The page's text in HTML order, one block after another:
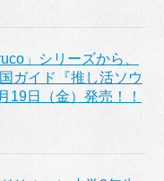
」シリーズから、
ガイド『推し活ソウ
19日（金）発売！！